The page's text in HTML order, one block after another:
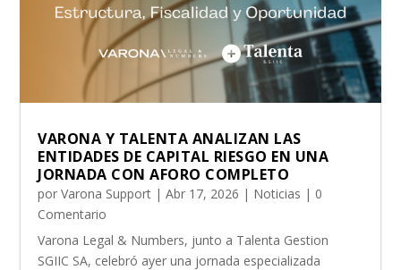
VARONA Y TALENTA ANALIZAN LAS
ENTIDADES DE CAPITAL RIESGO EN UNA
JORNADA CON AFORO COMPLETO
porVarona Support |Abr 17, 2026 | Noticias | 0
Comentario
Varona Legal & Numbers, junto a Talenta Gestion
SGIIC SA, celebró ayer una jornada especializada